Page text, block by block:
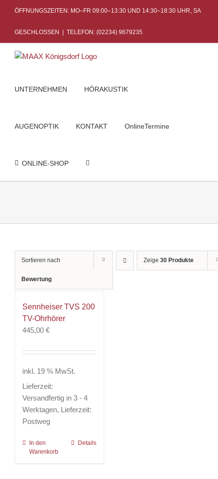
content
ÖFFNUNGSZEITEN: MO–FR 09:00–13:30 UND 14:30–18:30 UHR, SA
GESCHLOSSEN TELEFON: (02234) 9679235
UNTERNEHMEN HÖRAKUSTIK
AUGENOPTIK KONTAKT OnlineTermine
ONLINE-SHOP
Sortieren nach
Bewertung
Zeige 30 Produkte
Sennheiser TVS 200
TV-Ohrhörer
445,00 €
inkl. 19 % MwSt.
Lieferzeit:
Versandfertig in 3 - 4
Werktagen, Lieferzeit:
Postweg
In den
Warenkorb
Details